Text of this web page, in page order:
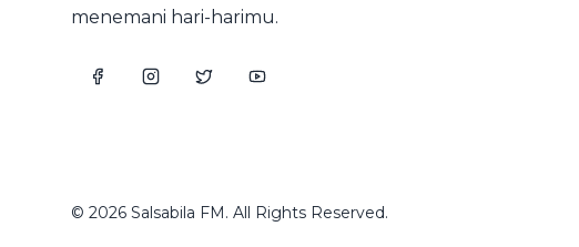
menemani hari-harimu.
© 2026 Salsabila FM. All Rights Reserved.